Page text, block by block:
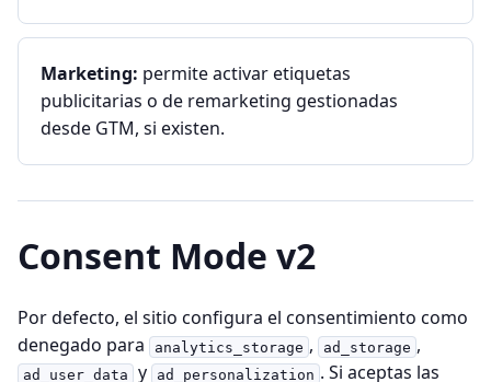
Marketing: permite activar etiquetas
publicitarias o de remarketing gestionadas
desde GTM, si existen.
Consent Mode v2
Por defecto, el sitio configura el consentimiento como
denegado para
analytics_storage , ad_storage ,
ad_user_data y ad_personalization . Si aceptas las